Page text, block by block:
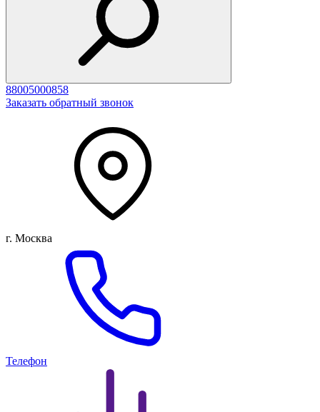
88005000858
Заказать обратный звонок
г. Москва
Телефон